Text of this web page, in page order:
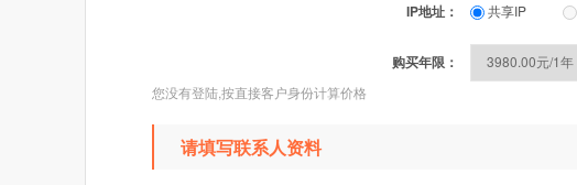
IP地址： 共享IP
购买年限：
您没有登陆,按直接客户身份计算价格
请填写联系人资料